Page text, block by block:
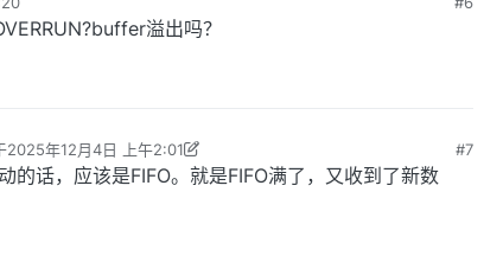
溢出吗？
2025年12月4日 上午2:01
由 YTCQ_shejiwang 编辑2025年12月4日 上午10:02
#7
的话，应该是FIFO。就是FIFO满了，又收到了新数